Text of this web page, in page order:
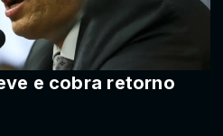
e cobra retorno